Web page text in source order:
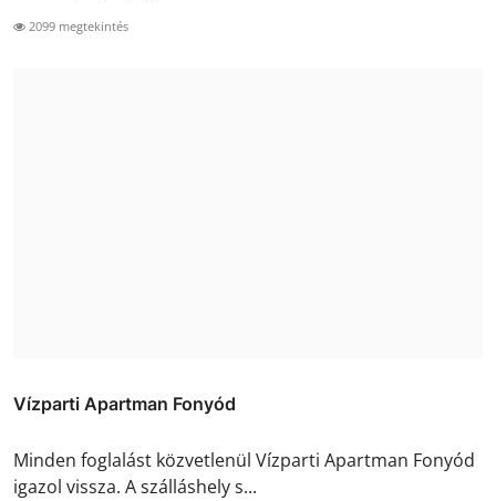
2099 megtekintés
Vízparti Apartman Fonyód
Minden foglalást közvetlenül Vízparti Apartman Fonyód
igazol vissza. A szálláshely s...